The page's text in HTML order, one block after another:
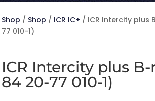
Shop / Shop / ICR IC+ / ICR Intercity plus
77 010-1)
ICR Intercity plus
84 20-77 010-1)